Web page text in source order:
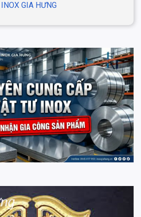
GIA HƯNG